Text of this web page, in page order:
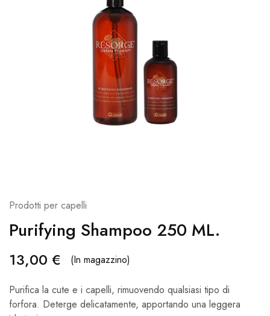
Prodotti per capelli
Purifying Shampoo 250 ML.
13,00 € (In magazzino)
Purifica la cute e i capelli, rimuovendo qualsiasi tipo di
forfora. Deterge delicatamente, apportando una leggera